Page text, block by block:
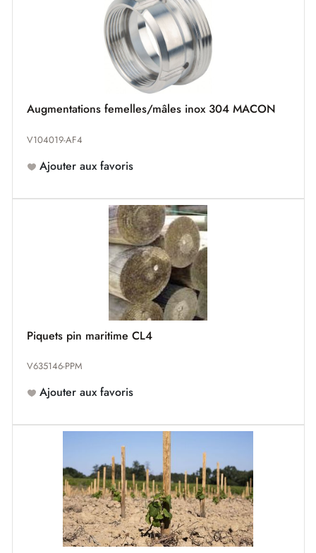
Augmentations femelles/mâles inox 304 MACON
V104019-AF4
Ajouter aux favoris
Piquets pin maritime CL4
V635146-PPM
Ajouter aux favoris